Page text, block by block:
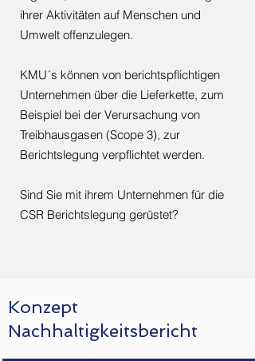
ihrer Aktivitäten auf Menschen und
Umwelt offenzulegen.
KMU´s können von berichtspflichtigen
Unternehmen über die Lieferkette, zum
Beispiel bei der Verursachung von
Treibhausgasen (Scope 3), zur
Berichtslegung verpflichtet werden.
Sind Sie mit ihrem Unternehmen für die
CSR Berichtslegung gerüstet?
Konzept
Nachhaltigkeitsbericht